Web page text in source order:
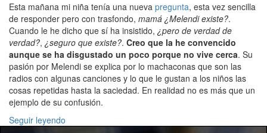
Esta mañana mi niña tenía una nueva pregunta, esta vez sencilla
de responder pero con trasfondo, mamá ¿Melendi existe?.
Cuando le he dicho que sí ha insistido, ¿pero de verdad de
verdad?, ¿seguro que existe?. Creo que la he convencido
aunque se ha disgustado un poco porque no vive cerca. Su
pasión por Melendi se explica por lo machaconas que son las
radios con algunas canciones y lo que le gustan a los niños las
cosas repetidas hasta la saciedad. En realidad no es más que un
ejemplo de su confusión.
Seguir leyendo